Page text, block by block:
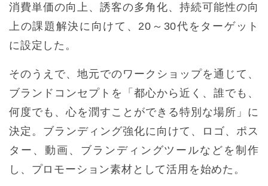
消費単価の向上、誘客の多角化、持続可能性の向
上の課題解決に向けて、20～30代をターゲット
に設定した。
そのうえで、地元でのワークショップを通じて、
ブランドコンセプトを「都心から近く、誰でも、
何度でも、心を潤すことができる特別な場所」に
決定。ブランディング強化に向けて、ロゴ、ポス
ター、動画、ブランディングツールなどを制作
し、プロモーション素材として活用を始めた。